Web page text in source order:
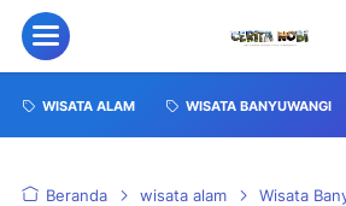
WISATA ALAM WISATA BANYUWANGI
Beranda wisata alam Wisata